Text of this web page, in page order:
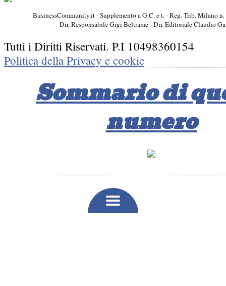
BusinessCommunity.it - Supplemento a G.C. e t. - Reg. Trib. Milano
Dir. Responsabile Gigi Beltrame - Dir. Editoriale Claudio
Tutti i Diritti Riservati. P.I 10498360154
Politica della Privacy e cookie
Sommario di
numero